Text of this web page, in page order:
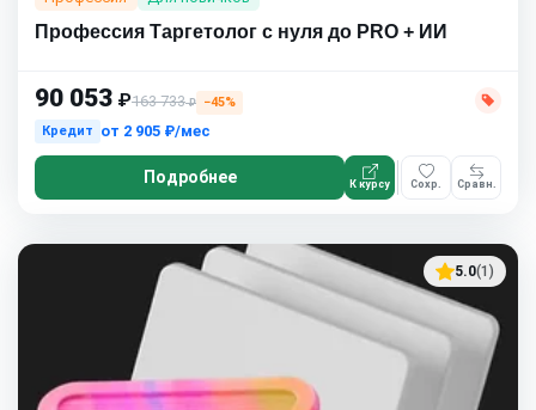
Профессия Таргетолог с нуля до PRO + ИИ
90 053 ₽163 733₽
−45%
Кредит
от 2 905 ₽/мес
Подробнее К курсу Сохр. Сравн.
5.0(1)